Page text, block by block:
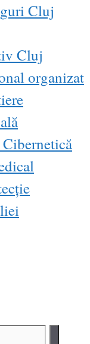
Cluj
Cluj
organizat